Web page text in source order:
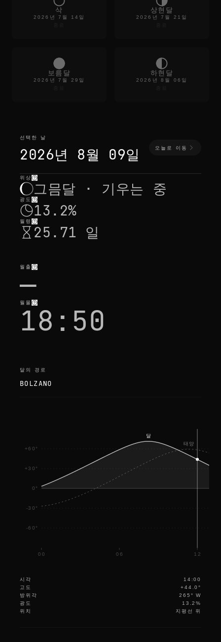
삭
2026년 7월 14일
상현달
2026년 7월 21일
보름달
2026년 7월 29일
하현달
2026년 8월 06일
선택한 날
2026년 8월 09일 오늘로 이동
선택한 날
위상
그믐달 · 기우는 중
광도
13.2%
월령
25.71 일
월출
—
월몰
18:50
달의 경로
BOLZANO
+60°
+30°
0°
-30°
-60°
00 06 12
달
태양
시각
14:00
고도
+44.0°
방위각
265° W
광도
13.2%
위치
지평선 위